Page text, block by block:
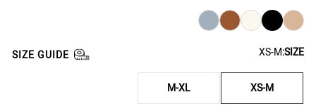
SIZE:
XS-M
SIZE GUIDE
XS-M
M-XL